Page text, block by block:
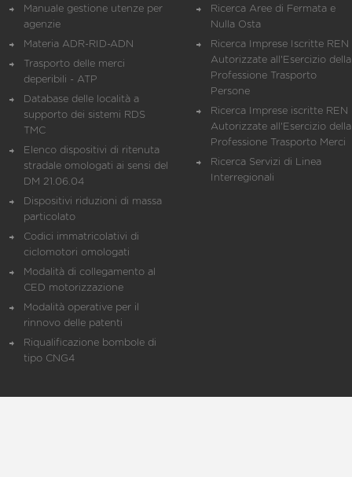
Manuale gestione utenze per
agenzie
Materia ADR-RID-ADN
Trasporto delle merci
deperibili - ATP
Database delle località a
supporto dei sistemi RDS
TMC
Elenco dispositivi di ritenuta
stradale omologati ai sensi del
DM 21.06.04
Dispositivi riduzioni di massa
particolato
Codici immatricolativi di
ciclomotori omologati
Modalità di collegamento al
CED motorizzazione
Modalità operative per il
rinnovo delle patenti
Riqualificazione bombole di
tipo CNG4
Ricerca Aree di Fermata e
Nulla Osta
Ricerca Imprese Iscritte REN
Autorizzate all'Esercizio della
Professione Trasporto
Persone
Ricerca Imprese iscritte REN
Autorizzate all'Esercizio della
Professione Trasporto Merci
Ricerca Servizi di Linea
Interregionali